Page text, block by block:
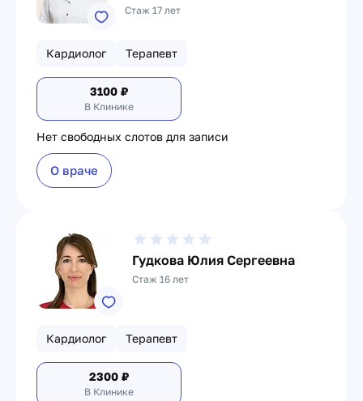
Стаж 17 лет
Кардиолог Терапевт
3100 ₽
В Клинике
Нет свободных слотов для записи
О враче
Гудкова Юлия Сергеевна
Стаж 16 лет
Кардиолог Терапевт
2300 ₽
В Клинике